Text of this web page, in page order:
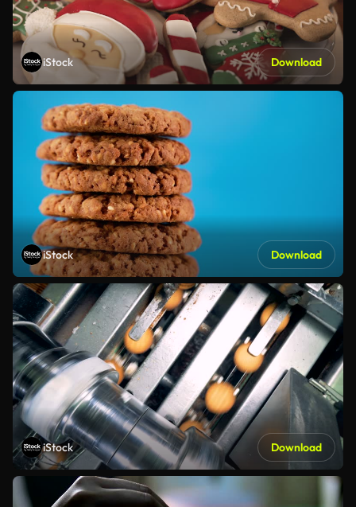
iStock Download
iStock Download
iStock Download